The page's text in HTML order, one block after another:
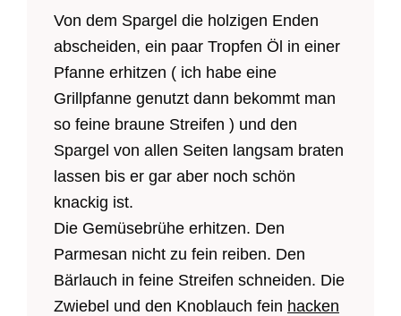
Von dem Spargel die holzigen Enden
abscheiden, ein paar Tropfen Öl in einer
Pfanne erhitzen ( ich habe eine
Grillpfanne genutzt dann bekommt man
so feine braune Streifen ) und den
Spargel von allen Seiten langsam braten
lassen bis er gar aber noch schön
knackig ist.
Die Gemüsebrühe erhitzen. Den
Parmesan nicht zu fein reiben. Den
Bärlauch in feine Streifen schneiden. Die
Zwiebel und den Knoblauch fein hacken